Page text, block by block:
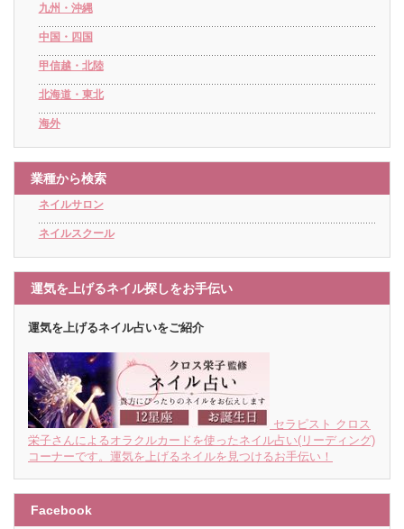
九州・沖縄
中国・四国
甲信越・北陸
北海道・東北
海外
業種から検索
ネイルサロン
ネイルスクール
運気を上げるネイル探しをお手伝い
運気を上げるネイル占いをご紹介
セラピスト クロス
栄子さんによるオラクルカードを使ったネイル占い(リーディング)
コーナーです。運気を上げるネイルを見つけるお手伝い！
Facebook